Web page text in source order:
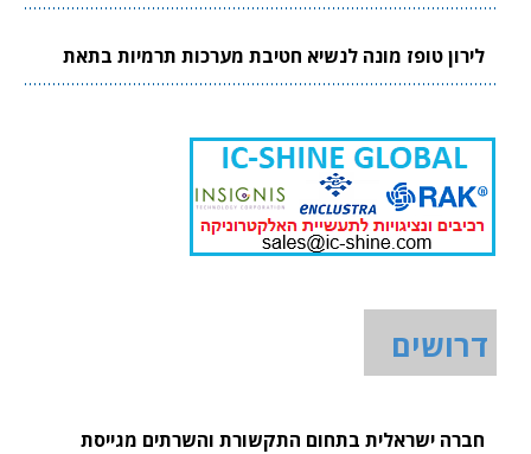
לירון טופז מונה לנשיא חטיבת מערכות תרמיות בתאת
דרושים
חברה ישראלית בתחום התקשורת והשרתים מגייסת